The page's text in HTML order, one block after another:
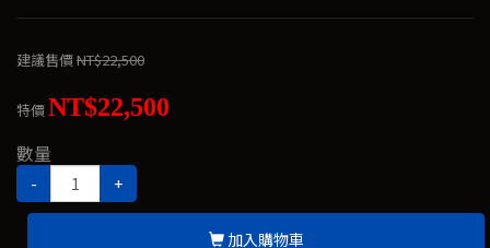
建議售價NT$22,500
特價NT$22,500
數量
- +
加入購物車